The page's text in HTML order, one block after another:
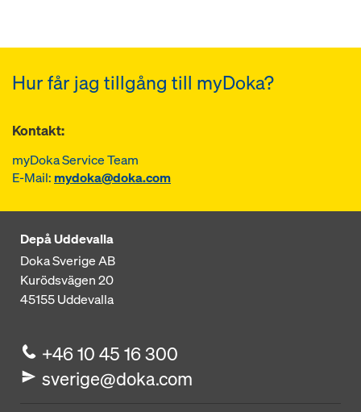
Hur får jag tillgång till myDoka?
Kontakt:
myDoka Service Team
E-Mail: mydoka@doka.com
Depå Uddevalla
Doka Sverige AB
Kurödsvägen 20
45155Uddevalla
+46 10 45 16 300
sverige@doka.com